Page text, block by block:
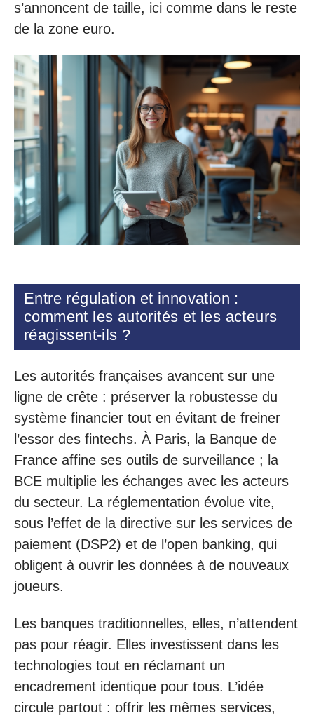
s’annoncent de taille, ici comme dans le reste
de la zone euro.
Entre régulation et innovation :
comment les autorités et les acteurs
réagissent-ils ?
Les autorités françaises avancent sur une
ligne de crête : préserver la robustesse du
système financier tout en évitant de freiner
l’essor des fintechs. À Paris, la Banque de
France affine ses outils de surveillance ; la
BCE multiplie les échanges avec les acteurs
du secteur. La réglementation évolue vite,
sous l’effet de la directive sur les services de
paiement (DSP2) et de l’open banking, qui
obligent à ouvrir les données à de nouveaux
joueurs.
Les banques traditionnelles, elles, n’attendent
pas pour réagir. Elles investissent dans les
technologies tout en réclamant un
encadrement identique pour tous. L’idée
circule partout : offrir les mêmes services,